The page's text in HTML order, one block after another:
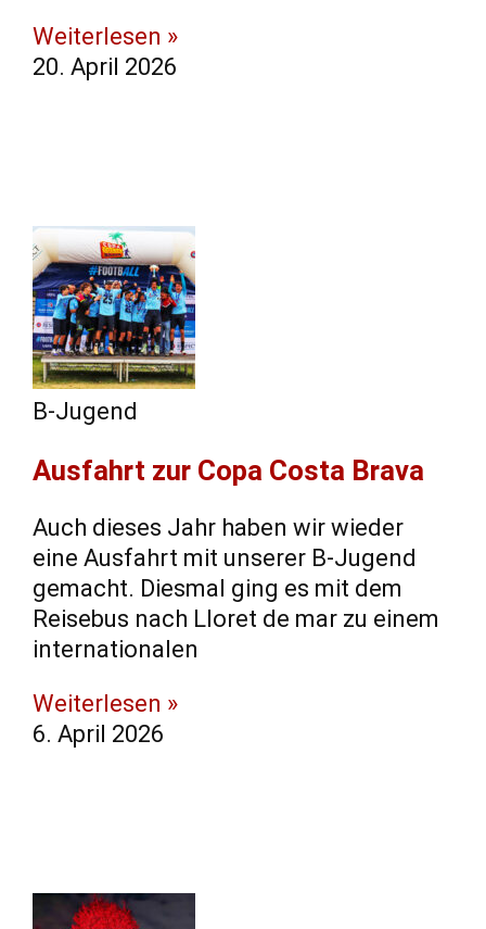
Weiterlesen »
20. April 2026
B-Jugend
Ausfahrt zur Copa Costa Brava
Auch dieses Jahr haben wir wieder
eine Ausfahrt mit unserer B-Jugend
gemacht. Diesmal ging es mit dem
Reisebus nach Lloret de mar zu einem
internationalen
Weiterlesen »
6. April 2026